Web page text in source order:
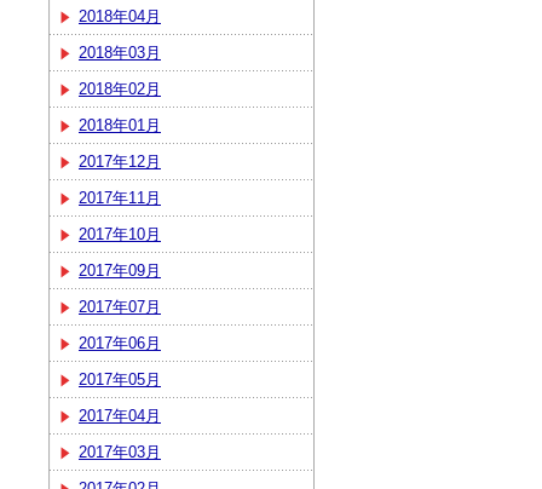
2018年04月
2018年03月
2018年02月
2018年01月
2017年12月
2017年11月
2017年10月
2017年09月
2017年07月
2017年06月
2017年05月
2017年04月
2017年03月